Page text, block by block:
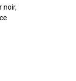
noir,